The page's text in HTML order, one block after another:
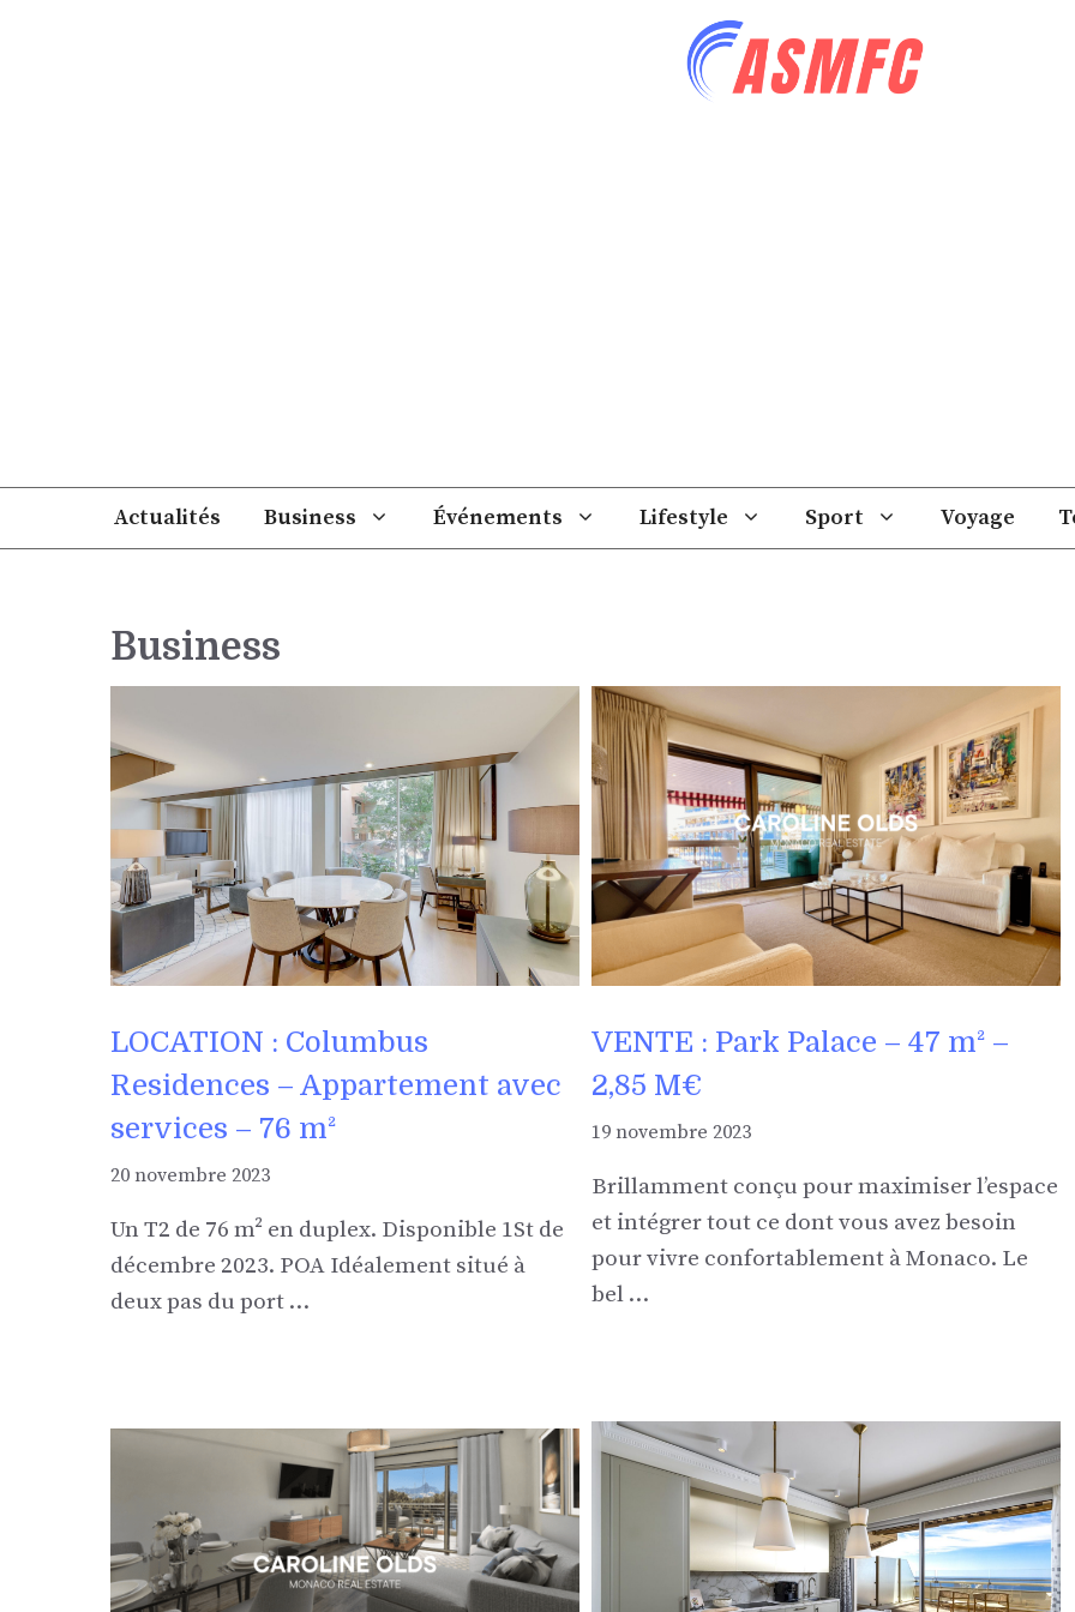
Actualités Business Événements Lifestyle Sport Voyage
Business
LOCATION : Columbus
Residences – Appartement avec
services – 76 m²
20 novembre 2023
Un T2 de 76 m² en duplex. Disponible 1St de
décembre 2023. POA Idéalement situé à
deux pas du port …
VENTE : Park Palace – 47 m² –
2,85 M€
19 novembre 2023
Brillamment conçu pour maximiser l’espace
et intégrer tout ce dont vous avez besoin
pour vivre confortablement à Monaco. Le
bel …